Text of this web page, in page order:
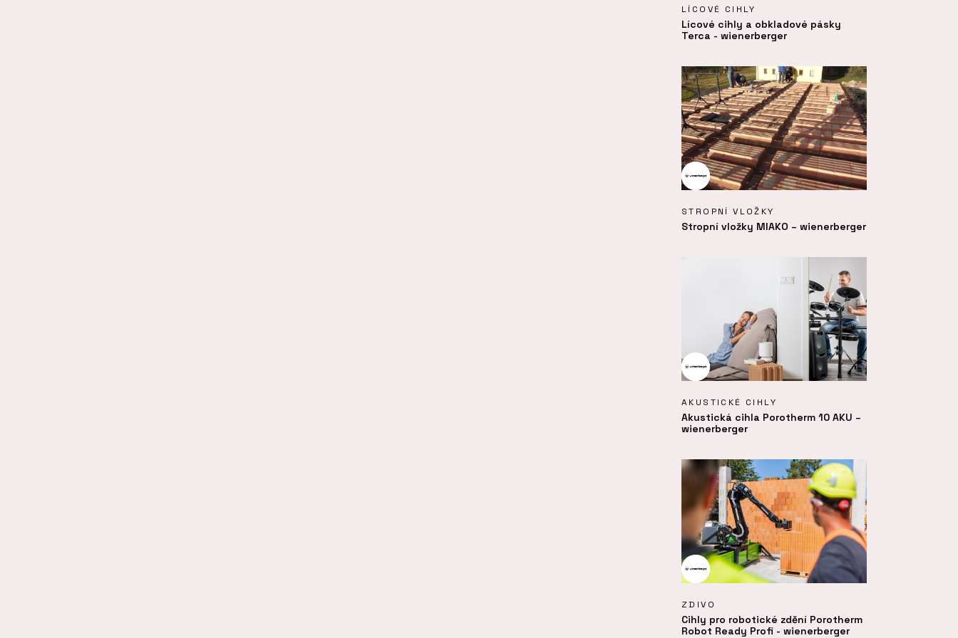
LÍCOVÉ CIHLY
Lícové cihly a obkladové pásky
Terca - wienerberger
STROPNÍ VLOŽKY
Stropní vložky MIAKO – wienerberger
AKUSTICKÉ CIHLY
Akustická cihla Porotherm 10 AKU –
wienerberger
ZDIVO
Cihly pro robotické zdění Porotherm
Robot Ready Profi - wienerberger